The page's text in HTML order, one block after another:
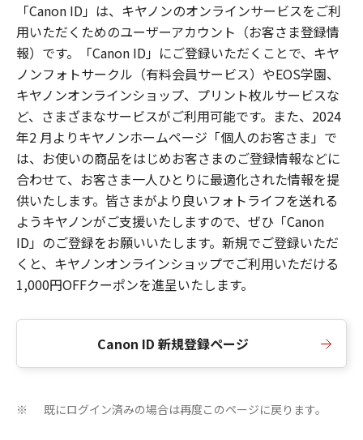
「Canon ID」は、キヤノンのオンラインサービスをご利
用いただくためのユーザーアカウント（お客さま登録情
報）です。「Canon ID」にご登録いただくことで、キヤ
ノンフォトサークル（有料会員サービス）やEOS学園、
キヤノンオンラインショップ、プリント枚ルサービスな
ど、さまざまなサービスがご利用可能です。また、2024
年2 月よりキヤノンホームページ「個人のお客さま」で
は、お使いの商品をはじめお客さまのご登録情報などに
合わせて、お客さま一人ひとりに最適化された情報を提
供いたします。皆さまがより良いフォトライフを送れる
ようキヤノンがご支援いたしますので、ぜひ「Canon
ID」のご登録をお願いいたします。新規でご登録いただ
くと、キヤノンオンラインショップでご利用いただける
1,000円OFFクーポンを進呈いたします。
Canon ID 新規登録ページ
※ 既にログイン済みの場合は再度このページに戻ります。